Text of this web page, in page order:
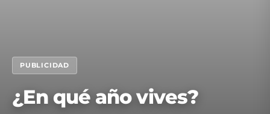
PUBLICIDAD
¿En qué año vives?